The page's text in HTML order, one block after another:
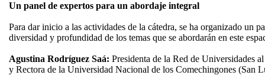
Un panel de expertos para un abordaje integral
Para dar inicio a las actividades de la cátedra, se ha organizado un
diversidad y profundidad de los temas que se abordarán en este
Agustina Rodríguez Saá: Presidenta de la Red de Universidades
y Rectora de la Universidad Nacional de los Comechingones (San